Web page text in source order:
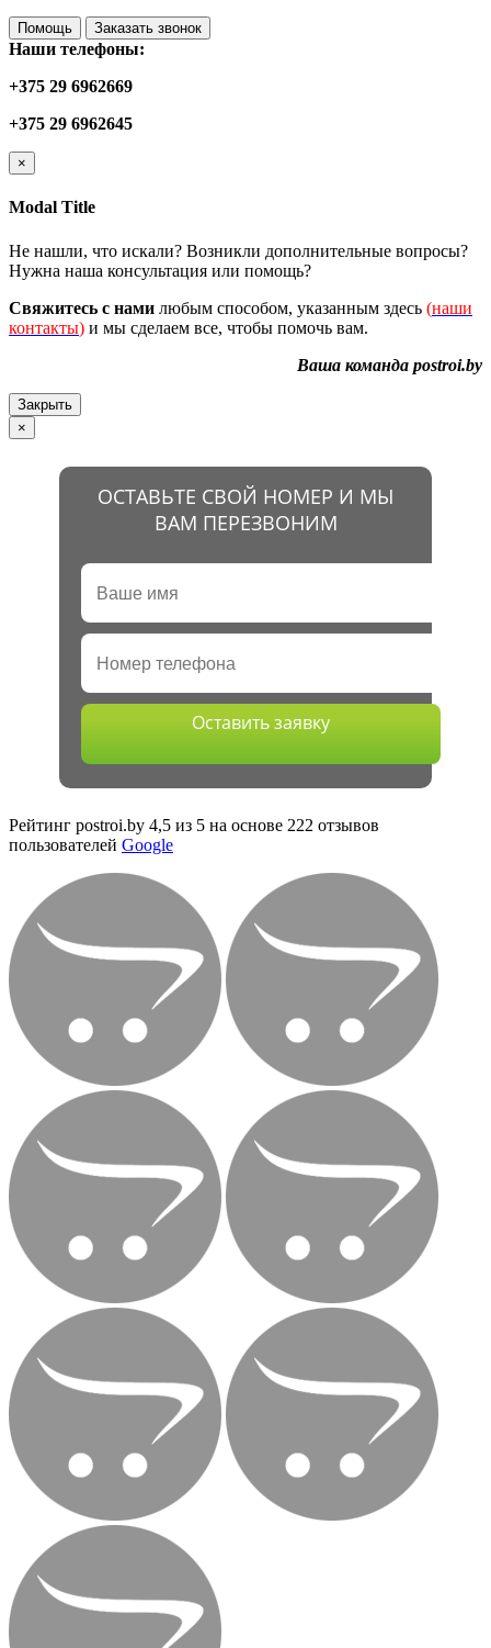
Помощь Заказать звонок
Наши телефоны:
+375 29 6962669
+375 29 6962645
×
Modal Title
Не нашли, что искали? Возникли дополнительные вопросы?
Нужна наша консультация или помощь?
Свяжитесь с нами любым способом, указанным здесь (наши
контакты) и мы сделаем все, чтобы помочь вам.
Ваша команда postroi.by
Закрыть
×
ОСТАВЬТЕ СВОЙ НОМЕР И МЫ
ВАМ ПЕРЕЗВОНИМ
Оставить заявку
Рейтинг postroi.by 4,5 из 5 на основе 222 отзывов
пользователей Google